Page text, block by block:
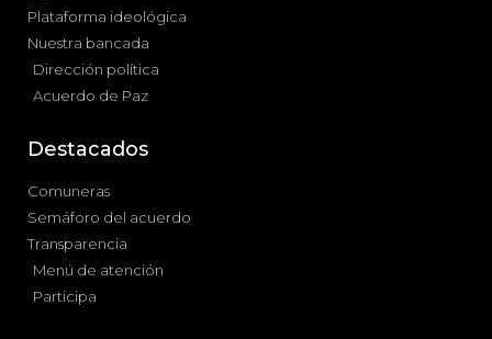
Plataforma ideológica
Nuestra bancada
Dirección política
Acuerdo de Paz
Destacados
Comuneras
Semáforo del acuerdo
Transparencia
Menú de atención
Participa